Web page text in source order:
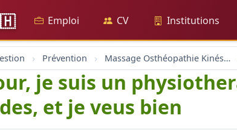
Emploi CV Institutions
Prévention Massage Osthéopathie Kinésiologie
je suis un
et je veus bien